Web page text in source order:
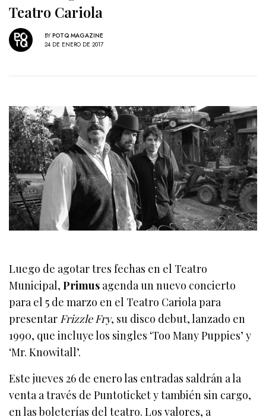
Teatro Cariola
BY POTQ MAGAZINE
24 DE ENERO DE 2017
Luego de agotar tres fechas en el Teatro
Municipal,Primus agenda un nuevo concierto
para el 5 de marzo en el Teatro Cariola para
presentar Frizzle Fry, su disco debut, lanzado en
1990, que incluye los singles ‘Too Many Puppies’ y
‘Mr. Knowitall’.
Este jueves 26 de enero las entradas saldrán a la
venta a través de Puntoticket y también sin cargo,
en las boleterías del teatro. Los valores, a